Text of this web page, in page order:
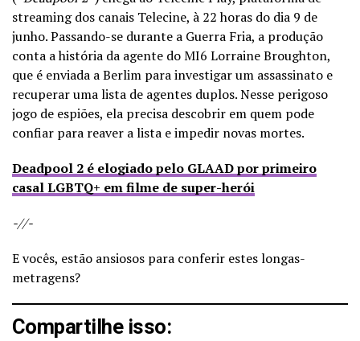
streaming dos canais Telecine, à 22 horas do dia 9 de
junho. Passando-se durante a Guerra Fria, a produção
conta a história da agente do MI6 Lorraine Broughton,
que é enviada a Berlim para investigar um assassinato e
recuperar uma lista de agentes duplos. Nesse perigoso
jogo de espiões, ela precisa descobrir em quem pode
confiar para reaver a lista e impedir novas mortes.
Deadpool 2 é elogiado pelo GLAAD por primeiro
casal LGBTQ+ em filme de super-herói
-//-
E vocês, estão ansiosos para conferir estes longas-
metragens?
Compartilhe isso: